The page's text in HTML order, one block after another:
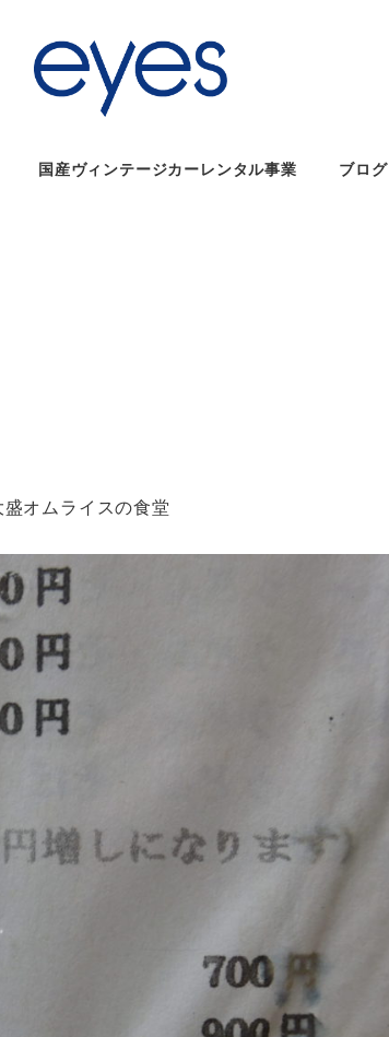
国産ヴィンテージカーレンタル事業 ブログ
オムライスの食堂